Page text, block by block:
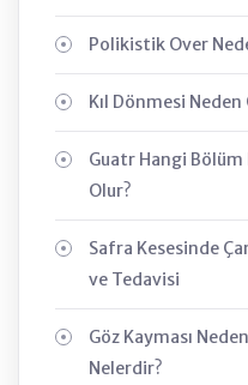
Polikistik Over
Kıl Dönmesi Neden
Guatr Hangi
Olur?
Safra Kesesinde
ve Tedavisi
Göz Kayması
Nelerdir?